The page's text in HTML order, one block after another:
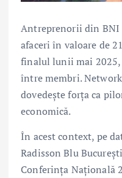
Antreprenorii din BNI
afaceri în valoare de
finalul lunii mai
între membri.
dovedește forța ca
economică.
În acest context, pe
Radisson Blu
Conferința Națională